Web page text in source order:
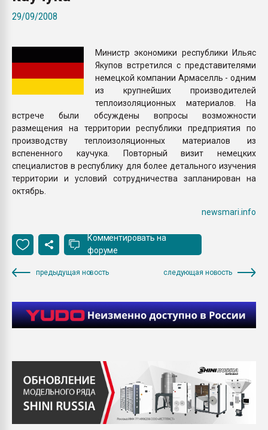
ПЕРЕЙТИ НА
29/09/2008
Министр экономики республики Ильяс
Якупов встретился с представителями
немецкой компании Армаселль - одним
из крупнейших производителей
теплоизоляционных материалов. На
встрече были обсуждены вопросы возможности
размещения на территории республики предприятия по
производству теплоизоляционных материалов из
вспененного каучука. Повторный визит немецких
специалистов в республику для более детального изучения
территории и условий сотрудничества запланирован на
октябрь.
newsmari.info
Комментировать на
форуме
предыдущая новость следующая новость